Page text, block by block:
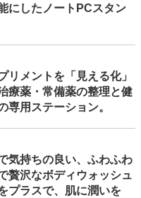
にしたノートPCスタン
リメントを「見える化」
療薬・常備薬の整理と健
専用ステーション。
気持ちの良い、ふわふわ
贅沢なボディウォッシュ
プラスで、肌に潤いを